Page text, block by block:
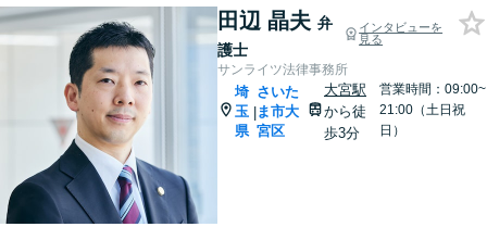
田辺 晶夫 弁
護士
インタビューを
見る
サンライツ法律事務所
埼
玉
県
|
さいた
ま市大
宮区
大宮駅
から徒
歩3分
営業時間：09:00~
21:00（土日祝
日）